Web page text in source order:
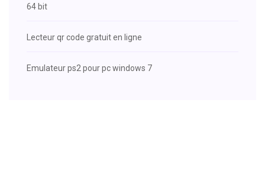
64 bit
Lecteur qr code gratuit en ligne
Emulateur ps2 pour pc windows 7